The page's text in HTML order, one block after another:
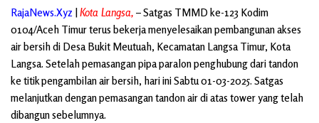
RajaNews.Xyz |Kota Langsa, – Satgas TMMD ke-123 Kodim
0104/Aceh Timur terus bekerja menyelesaikan pembangunan akses
air bersih di Desa Bukit Meutuah, Kecamatan Langsa Timur, Kota
Langsa. Setelah pemasangan pipa paralon penghubung dari tandon
ke titik pengambilan air bersih, hari ini Sabtu 01-03-2025. Satgas
melanjutkan dengan pemasangan tandon air di atas tower yang telah
dibangun sebelumnya.